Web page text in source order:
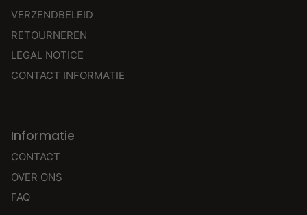
VERZENDBELEID
RETOURNEREN
LEGAL NOTICE
CONTACT INFORMATIE
Informatie
CONTACT
OVER ONS
FAQ